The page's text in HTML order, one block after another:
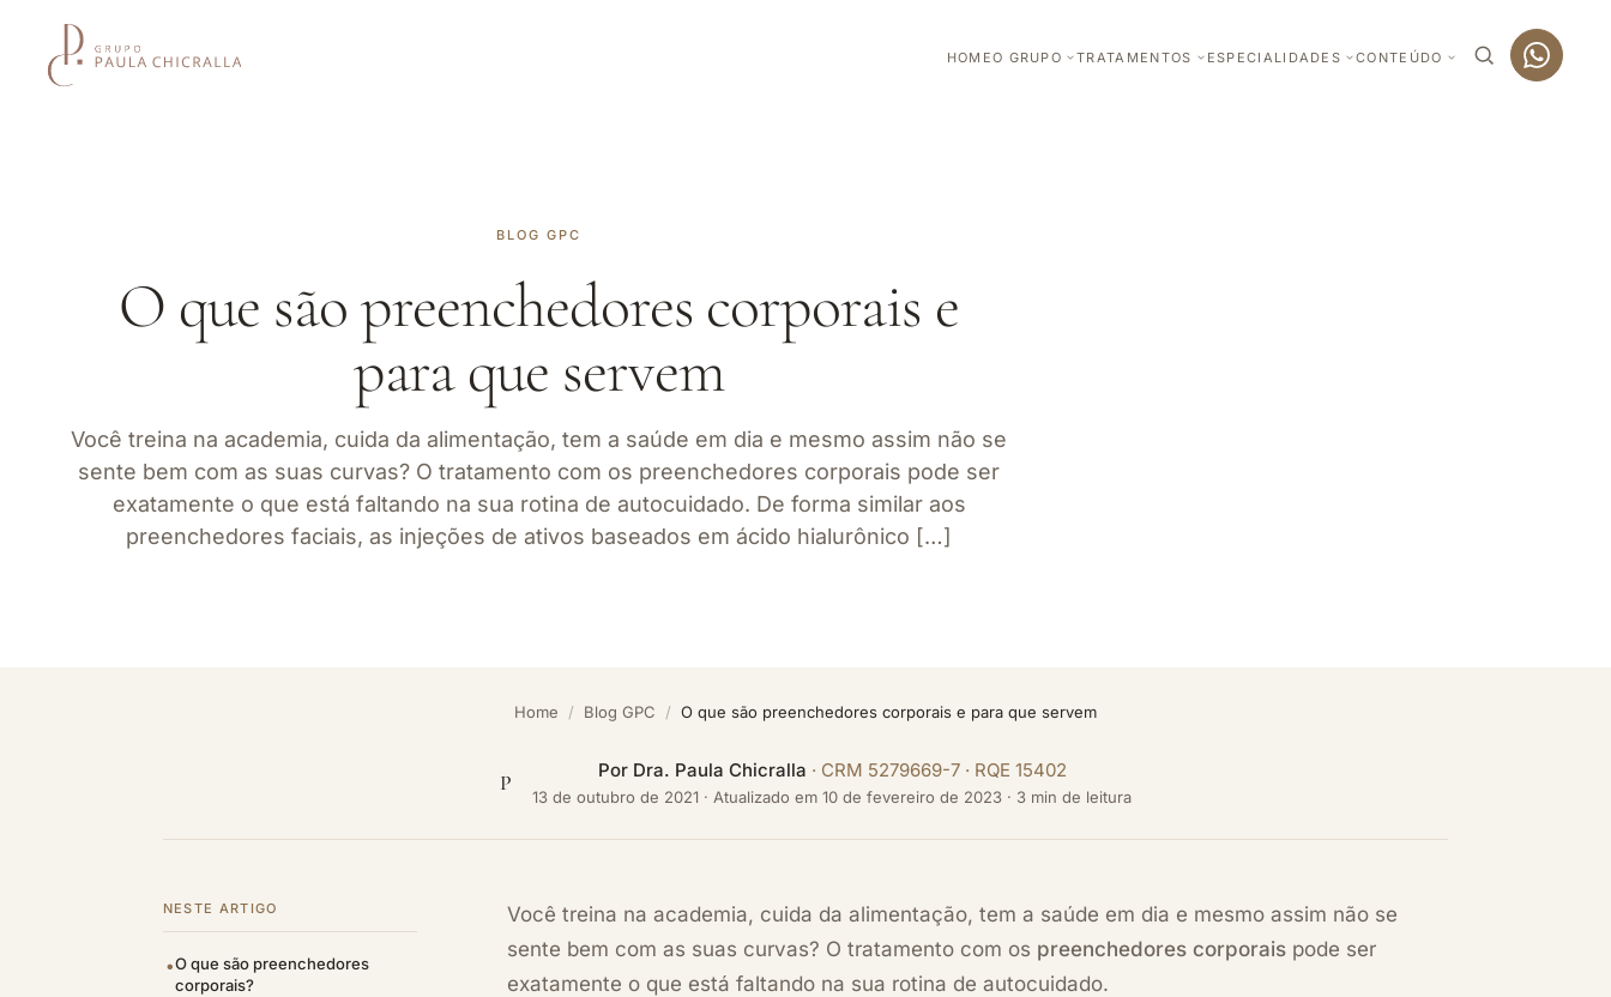
HOMEO GRUPO TRATAMENTOS ESPECIALIDADES CONTEÚDO
BLOG GPC
O que são preenchedores corporais e
para que servem
Você treina na academia, cuida da alimentação, tem a saúde em dia e mesmo assim não se
sente bem com as suas curvas? O tratamento com os preenchedores corporais pode ser
exatamente o que está faltando na sua rotina de autocuidado. De forma similar aos
preenchedores faciais, as injeções de ativos baseados em ácido hialurônico […]
Home / Blog GPC / O que são preenchedores corporais e para que servem
P
Por Dra. Paula Chicralla · CRM 5279669-7 · RQE 15402
13 de outubro de 2021 · Atualizado em 10 de fevereiro de 2023 · 3 min de leitura
NESTE ARTIGO
O que são preenchedores
corporais?
Você treina na academia, cuida da alimentação, tem a saúde em dia e mesmo assim não se
sente bem com as suas curvas? O tratamento com os preenchedores corporaispode ser
exatamente o que está faltando na sua rotina de autocuidado.